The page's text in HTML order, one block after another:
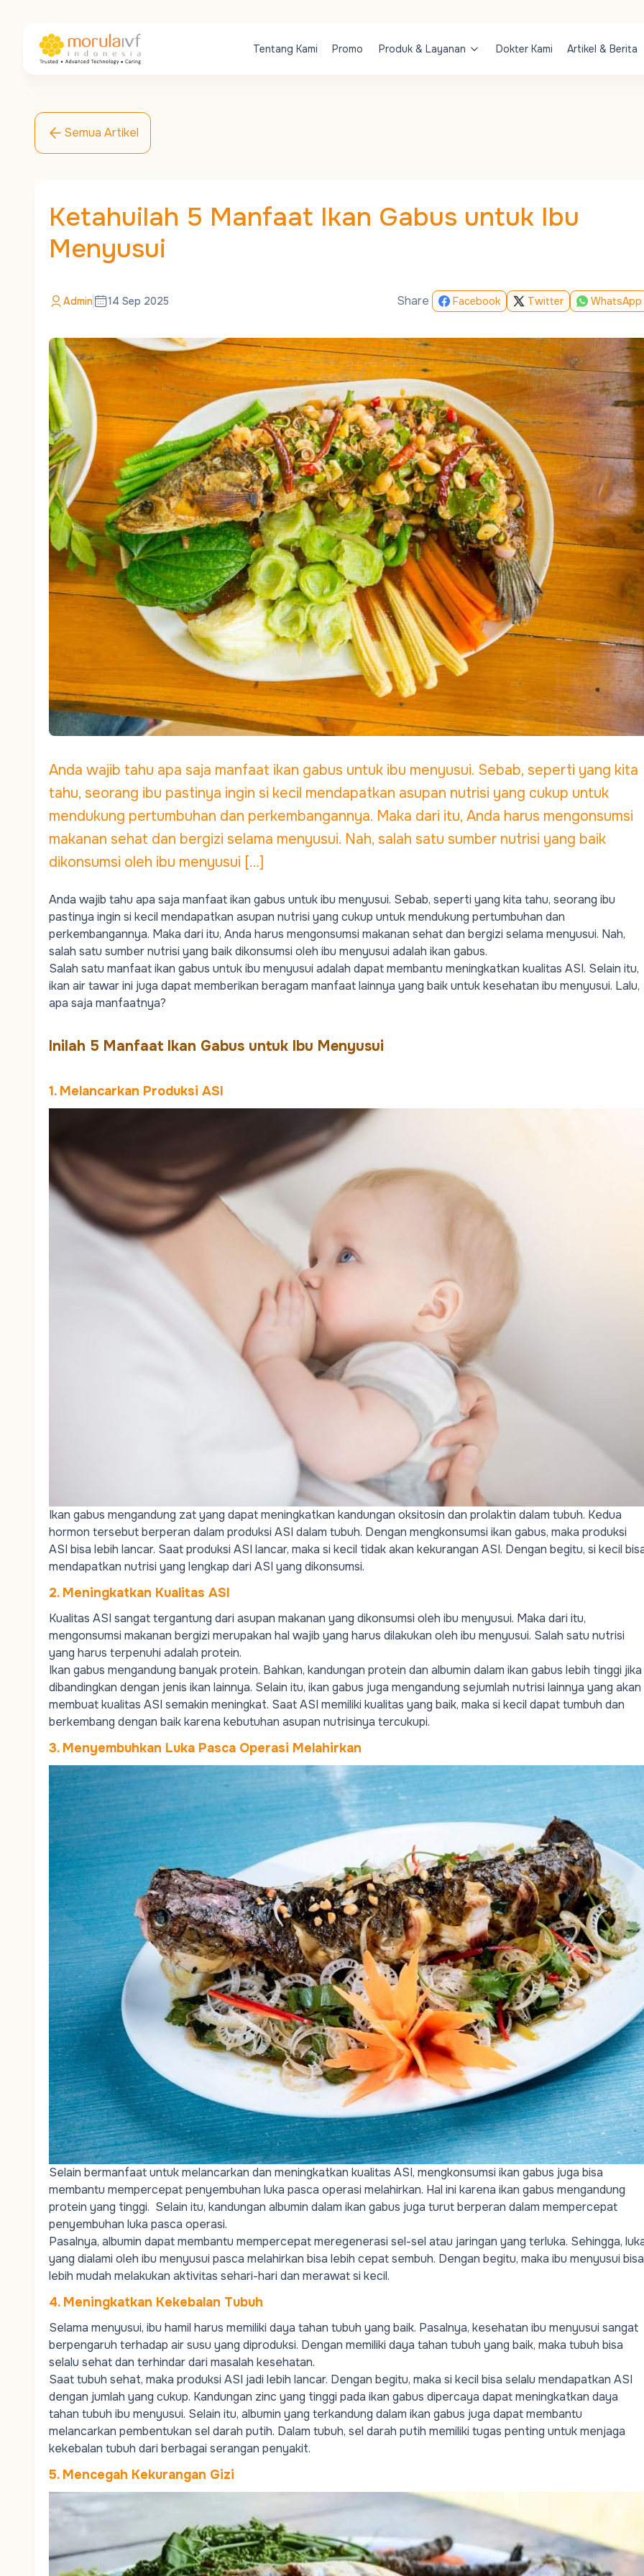
Tentang Kami Promo Produk & Layanan Dokter Kami Artikel & Berita
Semua Artikel
Ketahuilah 5 Manfaat Ikan Gabus untuk Ibu
Menyusui
Admin 14 Sep 2025 Share Facebook Twitter WhatsApp
Anda wajib tahu apa saja manfaat ikan gabus untuk ibu menyusui. Sebab, seperti yang kita
tahu, seorang ibu pastinya ingin si kecil mendapatkan asupan nutrisi yang cukup untuk
mendukung pertumbuhan dan perkembangannya. Maka dari itu, Anda harus mengonsumsi
makanan sehat dan bergizi selama menyusui. Nah, salah satu sumber nutrisi yang baik
dikonsumsi oleh ibu menyusui […]
Anda wajib tahu apa saja manfaat ikan gabus untuk ibu menyusui. Sebab, seperti yang kita tahu, seorang ibu
pastinya ingin si kecil mendapatkan asupan nutrisi yang cukup untuk mendukung pertumbuhan dan
perkembangannya. Maka dari itu, Anda harus mengonsumsi makanan sehat dan bergizi selama menyusui. Nah,
salah satu sumber nutrisi yang baik dikonsumsi oleh ibu menyusui adalah ikan gabus.
Salah satu manfaat ikan gabus untuk ibu menyusui adalah dapat membantu meningkatkan kualitas ASI. Selain itu,
ikan air tawar ini juga dapat memberikan beragam manfaat lainnya yang baik untuk kesehatan ibu menyusui. Lalu,
apa saja manfaatnya?
Inilah 5 Manfaat Ikan Gabus untuk Ibu Menyusui
1. Melancarkan Produksi ASI
Ikan gabus mengandung zat yang dapat meningkatkan kandungan oksitosin dan prolaktin dalam tubuh. Kedua
hormon tersebut berperan dalam produksi ASI dalam tubuh. Dengan mengkonsumsi ikan gabus, maka produksi
ASI bisa lebih lancar. Saat produksi ASI lancar, maka si kecil tidak akan kekurangan ASI. Dengan begitu, si kecil
mendapatkan nutrisi yang lengkap dari ASI yang dikonsumsi.
2. Meningkatkan Kualitas ASI
Kualitas ASI sangat tergantung dari asupan makanan yang dikonsumsi oleh ibu menyusui. Maka dari itu,
mengonsumsi makanan bergizi merupakan hal wajib yang harus dilakukan oleh ibu menyusui. Salah satu nutrisi
yang harus terpenuhi adalah protein.
Ikan gabus mengandung banyak protein. Bahkan, kandungan protein dan albumin dalam ikan gabus lebih tinggi jika
dibandingkan dengan jenis ikan lainnya. Selain itu, ikan gabus juga mengandung sejumlah nutrisi lainnya yang akan
membuat kualitas ASI semakin meningkat. Saat ASI memiliki kualitas yang baik, maka si kecil dapat tumbuh dan
berkembang dengan baik karena kebutuhan asupan nutrisinya tercukupi.
3. Menyembuhkan Luka Pasca Operasi Melahirkan
Selain bermanfaat untuk melancarkan dan meningkatkan kualitas ASI, mengkonsumsi ikan gabus juga bisa
membantu mempercepat penyembuhan luka pasca operasi melahirkan. Hal ini karena ikan gabus mengandung
protein yang tinggi. Selain itu, kandungan albumin dalam ikan gabus juga turut berperan dalam mempercepat
penyembuhan luka pasca operasi.
Pasalnya, albumin dapat membantu mempercepat meregenerasi sel-sel atau jaringan yang terluka. Sehingga,
yang dialami oleh ibu menyusui pasca melahirkan bisa lebih cepat sembuh. Dengan begitu, maka ibu menyusui bisa
lebih mudah melakukan aktivitas sehari-hari dan merawat si kecil.
4. Meningkatkan Kekebalan Tubuh
Selama menyusui, ibu hamil harus memiliki daya tahan tubuh yang baik. Pasalnya, kesehatan ibu menyusui sangat
berpengaruh terhadap air susu yang diproduksi. Dengan memiliki daya tahan tubuh yang baik, maka tubuh bisa
selalu sehat dan terhindar dari masalah kesehatan.
Saat tubuh sehat, maka produksi ASI jadi lebih lancar. Dengan begitu, maka si kecil bisa selalu mendapatkan ASI
dengan jumlah yang cukup. Kandungan zinc yang tinggi pada ikan gabus dipercaya dapat meningkatkan daya
tahan tubuh ibu menyusui. Selain itu, albumin yang terkandung dalam ikan gabus juga dapat membantu
melancarkan pembentukan sel darah putih. Dalam tubuh, sel darah putih memiliki tugas penting untuk menjaga
kekebalan tubuh dari berbagai serangan penyakit.
5. Mencegah Kekurangan Gizi